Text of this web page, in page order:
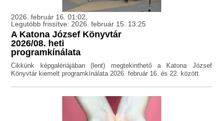
2026. február 16. 01:02,
Legutóbb frissítve: 2026. február 15. 13:25
A Katona József Könyvtár
2026/08. heti
programkínálata
Cikkünk képgalériájában (lent) megtekinthető a Katona József
Könyvtár kiemelt programkínálata 2026. február 16. és 22. között.